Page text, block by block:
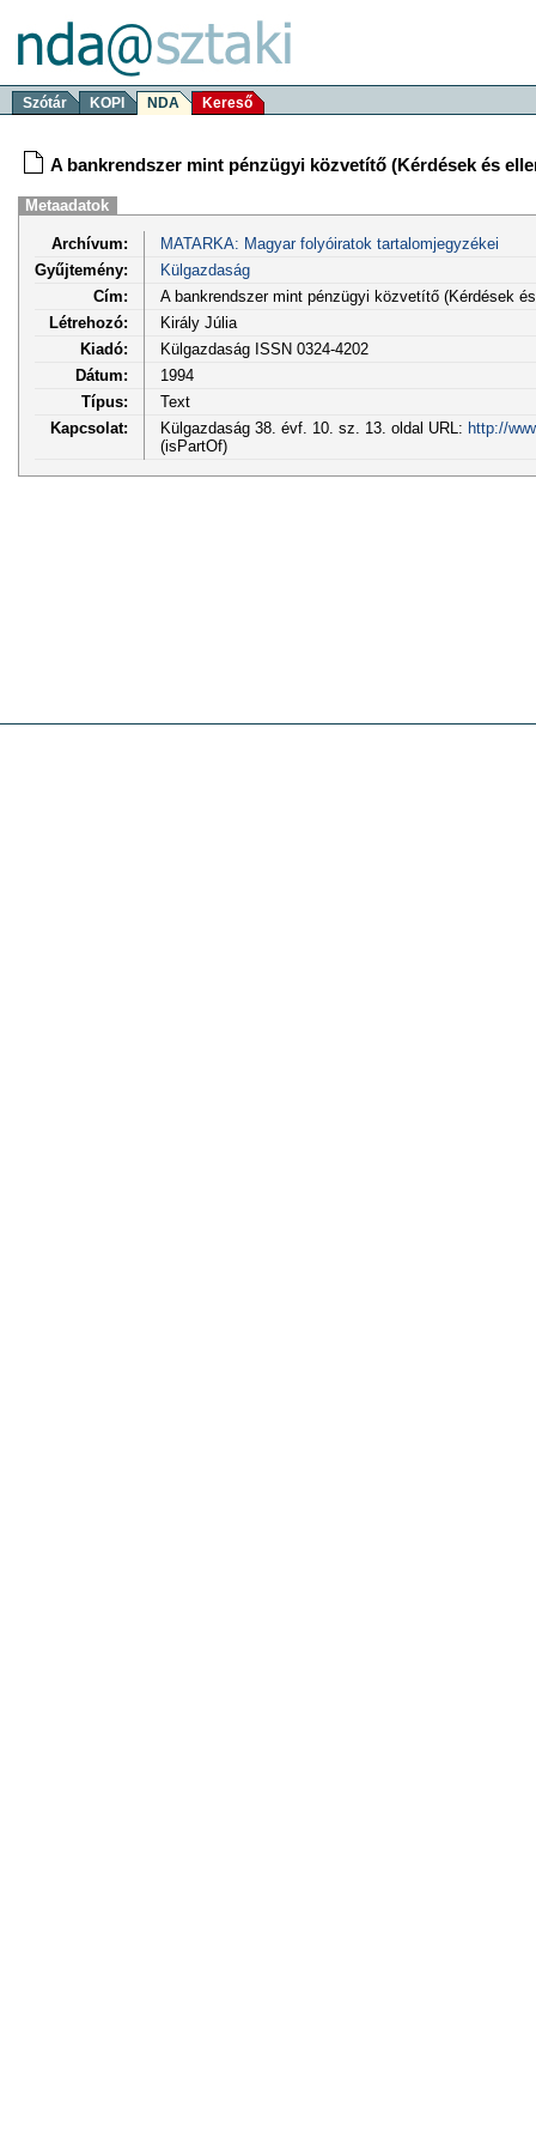
Szótár KOPI NDA Kereső
A bankrendszer mint pénzügyi közvetítő (Kérdések és
Metaadatok
Archívum:
MATARKA: Magyar folyóiratok tartalomjegyzékei
Gyűjtemény:
Külgazdaság
Cím:
A bankrendszer mint pénzügyi közvetítő (Kérdések
Létrehozó:
Király Júlia
Kiadó:
Külgazdaság ISSN 0324-4202
Dátum:
1994
Típus:
Text
Kapcsolat:
Külgazdaság 38. évf. 10. sz. 13. oldal URL: http://
(isPartOf)